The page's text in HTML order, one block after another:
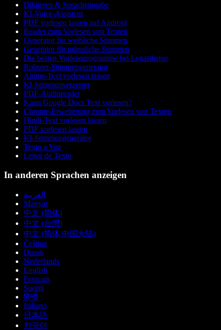
Diktieren & Spracheingabe
KI-Voice-Assistent
PDF vorlesen lassen auf Android
Reader zum Vorlesen von Texten
Generator für weibliche Stimmen
Generator für männliche Stimmen
Die besten Vorleseprogramme bei Legasthenie
Roboter-Stimmengenerator
Anime-Text vorlesen lassen
KI-Stimmenverzerrer
PDF-Audioreader
Kann Google Docs Text vorlesen?
Chrome-Erweiterung zum Vorlesen von Texten
Hindi-Text vorlesen lassen
PDF vorlesen lassen
KI-Stimmengenerator
Texto a Voz
Leitor de Texto
In anderen Sprachen anzeigen
العربية
Magyar
中文 (简体)
中文 (台灣)
中文 (简体 中国大陆)
Čeština
Dansk
Nederlands
English
Français
Suomi
हिन्दी
Italiano
日本語
한국어